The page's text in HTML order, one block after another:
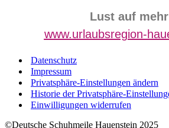
Lust auf
www.urlaubsregion-
Datenschutz
Impressum
Privatsphäre-Einstellungen ändern
Historie der Privatsphäre-
Einwilligungen widerrufen
©Deutsche Schuhmeile Hauenstein 2025